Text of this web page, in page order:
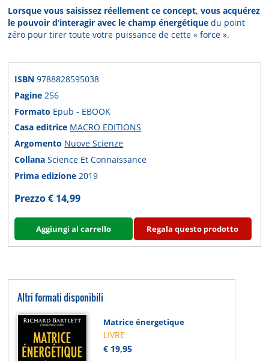
Lorsque vous saisissez réellement ce concept, vous acquérez
le pouvoir d’interagir avec le champ énergétique du point
zéro pour tirer toute votre puissance de cette « force ».
ISBN9788828595038
Pagine 256
Formato Epub - EBOOK
Casa editrice MACRO EDITIONS
Argomento Nuove Scienze
CollanaScience Et Connaissance
Prima edizione 2019
Prezzo € 14,99
Aggiungi al carrello Regala questo prodotto
Altri formati disponibili
Matrice énergetique
LIVRE
€ 19,95